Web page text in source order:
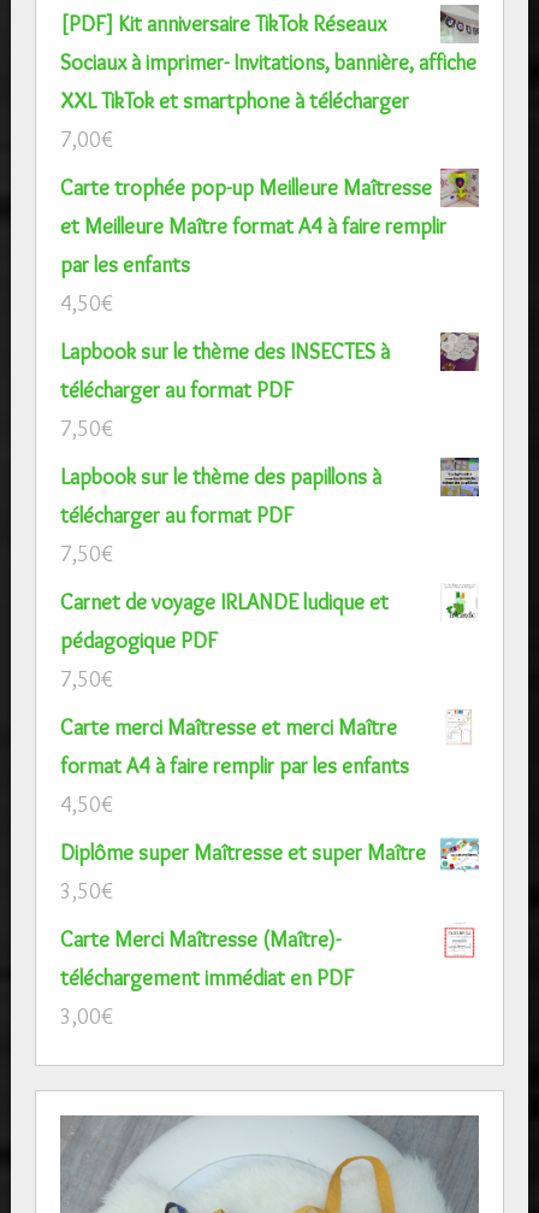
[PDF] Kit anniversaire TikTok Réseaux
Sociaux à imprimer- Invitations, bannière, affiche
XXL TikTok et smartphone à télécharger
7,00€
Carte trophée pop-up Meilleure Maîtresse
et Meilleure Maître format A4 à faire remplir
par les enfants
4,50€
Lapbook sur le thème des INSECTES à
télécharger au format PDF
7,50€
Lapbook sur le thème des papillons à
télécharger au format PDF
7,50€
Carnet de voyage IRLANDE ludique et
pédagogique PDF
7,50€
Carte merci Maîtresse et merci Maître
format A4 à faire remplir par les enfants
4,50€
Diplôme super Maîtresse et super Maître
3,50€
Carte Merci Maîtresse (Maître)-
téléchargement immédiat en PDF
3,00€